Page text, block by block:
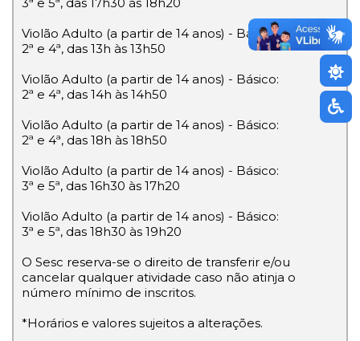
Violão Adulto (a partir de 14 anos) - Básico:
2ª e 4ª, das 13h às 13h50
Violão Adulto (a partir de 14 anos) - Básico:
2ª e 4ª, das 14h às 14h50
Violão Adulto (a partir de 14 anos) - Básico:
2ª e 4ª, das 18h às 18h50
Violão Adulto (a partir de 14 anos) - Básico:
3ª e 5ª, das 16h30 às 17h20
Violão Adulto (a partir de 14 anos) - Básico:
3ª e 5ª, das 18h30 às 19h20
O Sesc reserva-se o direito de transferir e/ou
cancelar qualquer atividade caso não atinja o
número mínimo de inscritos.
*Horários e valores sujeitos a alterações.